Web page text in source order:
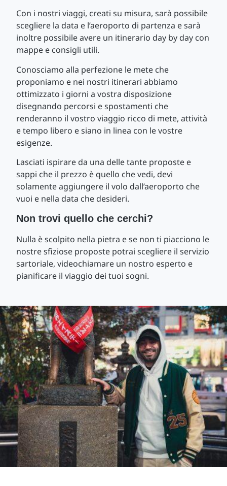
Con i nostri viaggi, creati su misura, sarà possibile
scegliere la data e l’aeroporto di partenza e sarà
inoltre possibile avere un itinerario day by day con
mappe e consigli utili.
Conosciamo alla perfezione le mete che
proponiamo e nei nostri itinerari abbiamo
ottimizzato i giorni a vostra disposizione
disegnando percorsi e spostamenti che
renderanno il vostro viaggio ricco di mete, attività
e tempo libero e siano in linea con le vostre
esigenze.
Lasciati ispirare da una delle tante proposte e
sappi che il prezzo è quello che vedi, devi
solamente aggiungere il volo dall’aeroporto che
vuoi e nella data che desideri.
Non trovi quello che cerchi?
Nulla è scolpito nella pietra e se non ti piacciono le
nostre sfiziose proposte potrai scegliere il servizio
sartoriale, videochiamare un nostro esperto e
pianificare il viaggio dei tuoi sogni.